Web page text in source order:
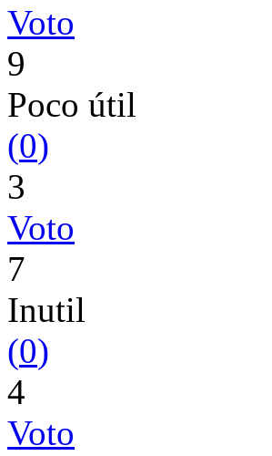
Voto
9
Poco útil
(0)
3
Voto
7
Inutil
(0)
4
Voto